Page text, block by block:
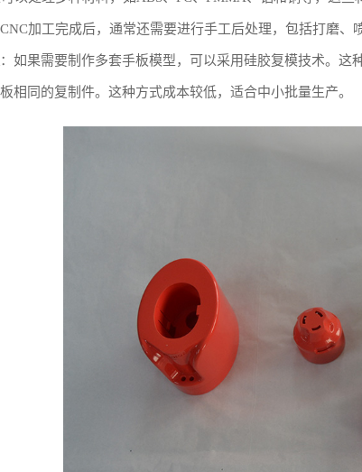
加工完成后，通常还需要进行手工后处理，包括打磨、
：如果需要制作多套手板模型，可以采用硅胶复模技术。这
相同的复制件。这种方式成本较低，适合中小批量生产。